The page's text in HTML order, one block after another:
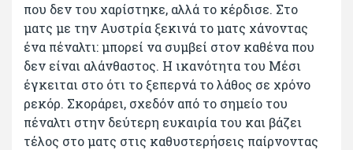
που δεν του χαρίστηκε, αλλά το κέρδισε. Στο
ματς με την Αυστρία ξεκινά το ματς χάνοντας
ένα πέναλτι: μπορεί να συμβεί στον καθένα που
δεν είναι αλάνθαστος. Η ικανότητα του Μέσι
έγκειται στο ότι το ξεπερνά το λάθος σε χρόνο
ρεκόρ. Σκοράρει, σχεδόν από το σημείο του
πέναλτι στην δεύτερη ευκαιρία του και βάζει
τέλος στο ματς στις καθυστερήσεις παίρνοντας